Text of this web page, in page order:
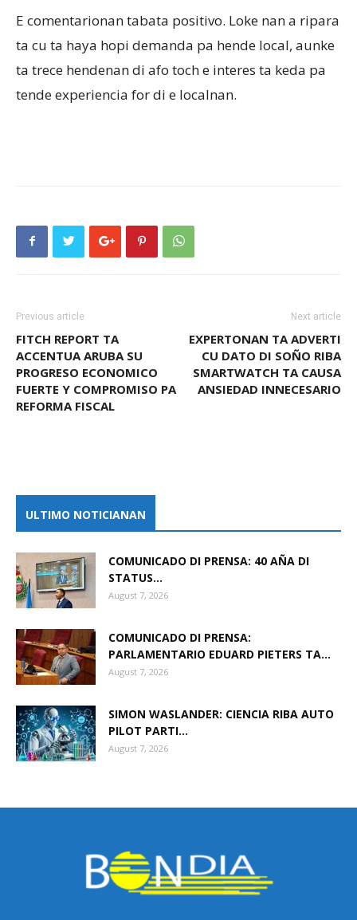
E comentarionan tabata positivo. Loke nan a ripara
ta cu ta haya hopi demanda pa hende local, aunke
ta trece hendenan di afo toch e interes ta keda pa
tende experiencia for di e localnan.
Previous article
FITCH REPORT TA
ACCENTUA ARUBA SU
PROGRESO ECONOMICO
FUERTE Y COMPROMISO PA
REFORMA FISCAL
Next article
EXPERTONAN TA ADVERTI
CU DATO DI SOÑO RIBA
SMARTWATCH TA CAUSA
ANSIEDAD INNECESARIO
ULTIMO NOTICIANAN
COMUNICADO DI PRENSA: 40 AÑA DI
STATUS...
August 7, 2026
COMUNICADO DI PRENSA:
PARLAMENTARIO EDUARD PIETERS TA...
August 7, 2026
SIMON WASLANDER: CIENCIA RIBA AUTO
PILOT PARTI...
August 7, 2026